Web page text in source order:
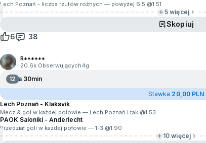
Lech Poznań - liczba rzutów rożnych — powyżej 6.5 @1.51
5 więcej
Skopiuj
6
38
R******
20.6k Obserwujących4g
12Za 30min
Stawka 20,00 PLN
Lech Poznań - Klaksvik
Mecz & gol w każdej połowie — Lech Poznań i tak @1.53
PAOK Saloniki - Anderlecht
Przedział goli w każdej połowie — 1-3 @1.90
10 więcej